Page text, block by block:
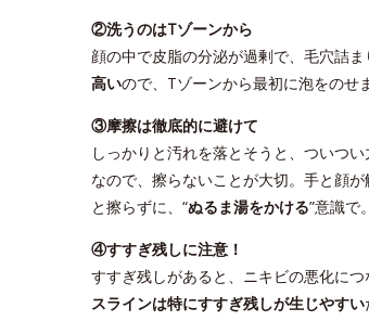
②洗うのはTゾーンから
顔の中で皮脂の分泌が過剰で、毛穴詰
高いので、Tゾーンから最初に泡をのせ
③摩擦は徹底的に避けて
しっかりと汚れを落とそうと、ついつ
なので、擦らないことが大切。手と顔が
と擦らずに、“ぬるま湯をかける”意識で。
④すすぎ残しに注意！
すすぎ残しがあると、ニキビの悪化に
スラインは特にすすぎ残しが生じやすい